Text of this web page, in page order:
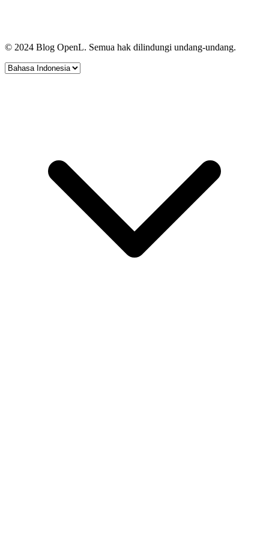
© 2024 Blog OpenL. Semua hak dilindungi undang-undang.